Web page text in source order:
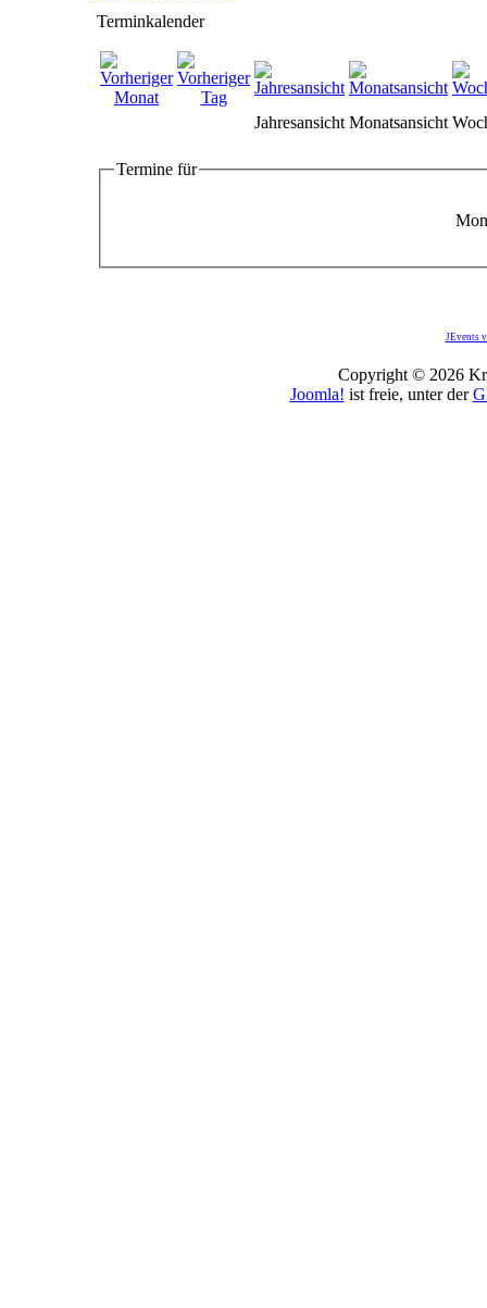
Terminkalender
Jahresansicht Monatsansicht
Termine für
JEvents
Copyright © 2026
Joomla! ist freie, unter der